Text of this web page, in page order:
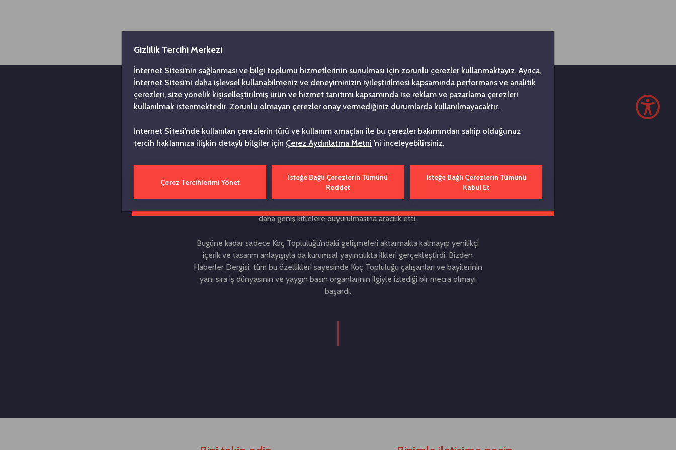
Tarihe Not Düşüyoruz
Topluluğu’nun değişmeyen ilkelerinden biri olan 'Güçlü ve etkin iletişim kurmak'
daha geniş kitlelere duyurulmasına aracılık etti.
Bugüne kadar sadece Koç Topluluğu’ndaki gelişmeleri aktarmakla kalmayıp yenilikçi
içerik ve tasarım anlayışıyla da kurumsal yayıncılıkta ilkleri gerçekleştirdi. Bizden
Haberler Dergisi, tüm bu özellikleri sayesinde Koç Topluluğu çalışanları ve bayilerinin
yanı sıra iş dünyasının ve yaygın basın organlarının ilgiyle izlediği bir mecra olmayı
başardı.
Gizlilik Tercihi Merkezi
İnternet Sitesi’nin sağlanması ve bilgi toplumu hizmetlerinin sunulması için zorunlu çerezler kullanmaktayız. Ayrıca,
İnternet Sitesi’ni daha işlevsel kullanabilmeniz ve deneyiminizin iyileştirilmesi kapsamında performans ve analitik
çerezleri, size yönelik kişiselleştirilmiş ürün ve hizmet tanıtımı kapsamında ise reklam ve pazarlama çerezleri
kullanılmak istenmektedir. Zorunlu olmayan çerezler onay vermediğiniz durumlarda kullanılmayacaktır.
İnternet Sitesi’nde kullanılan çerezlerin türü ve kullanım amaçları ile bu çerezler bakımından sahip olduğunuz
tercih haklarınıza ilişkin detaylı bilgiler için Çerez Aydınlatma Metni ’ni inceleyebilirsiniz.
Çerez Tercihlerimi Yönet
İsteğe Bağlı Çerezlerin Tümünü
Reddet
İsteğe Bağlı Çerezlerin Tümünü
Kabul Et